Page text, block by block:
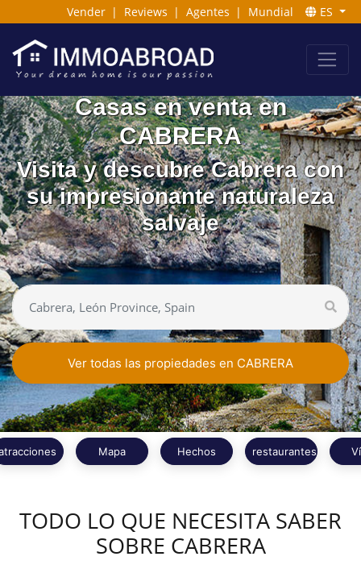
Vender | Reviews | Agentes | Mundial ES
Casas en venta en
CABRERA
Visita y descubre Cabrera con
su impresionante naturaleza
salvaje
Ver todas las propiedades en CABRERA
Mapa Hechos restaurantes
TODO LO QUE NECESITA SABER
SOBRE CABRERA